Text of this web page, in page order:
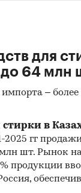
полипропилена
для
до 64 млн
–
в
2025 гг
шт. Рынок
продукции